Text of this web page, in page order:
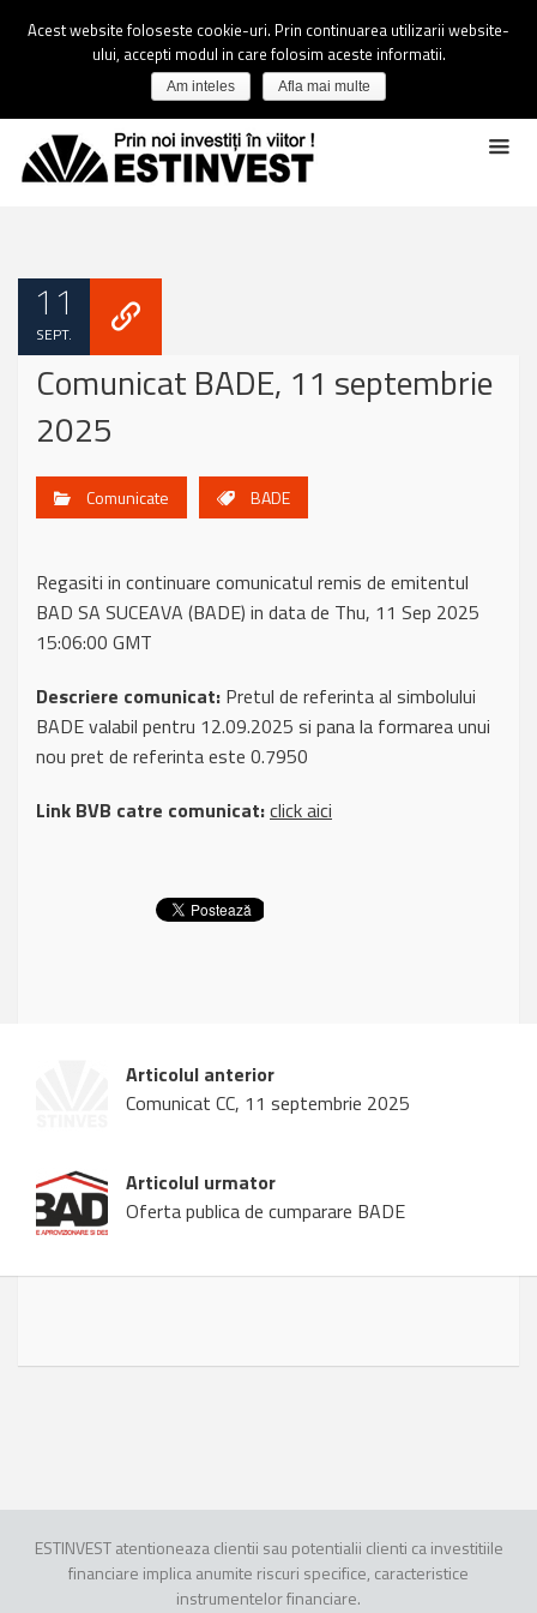
11
SEPT.
Comunicat BADE, 11 septembrie
2025
Comunicate BADE
Regasiti in continuare comunicatul remis de emitentul
BAD SA SUCEAVA (BADE) in data de Thu, 11 Sep 2025
15:06:00 GMT
Descriere comunicat: Pretul de referinta al simbolului
BADE valabil pentru 12.09.2025 si pana la formarea unui
nou pret de referinta este 0.7950
Link BVB catre comunicat:click aici
Articolul anterior
Comunicat CC, 11 septembrie 2025
Articolul urmator
Oferta publica de cumparare BADE
ESTINVEST atentioneaza clientii sau potentialii clienti ca investitiile
financiare implica anumite riscuri specifice, caracteristice
instrumentelor financiare.
Acest website foloseste cookie-uri. Prin continuarea utilizarii website-
ului, accepti modul in care folosim aceste informatii.
Am inteles Afla mai multe